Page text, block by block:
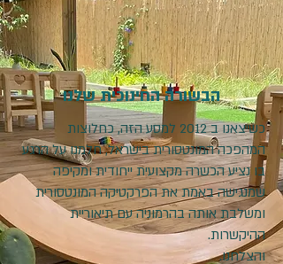
הבשורה החינוכית שלנו
כשיצאנו ב 2012 למסע הזה, כחלוצות
המהפכה המונטסורית בישראל, חלמנו על הרגע
בו נציע הכשרה מקצועית ייחודית ומקיפה
שמנגישה באמת את הפרקטיקה המונטסורית
ומשלבת אותה בהרמוניה עם תיאוריית
ההיקשרות.
והצלחנו.